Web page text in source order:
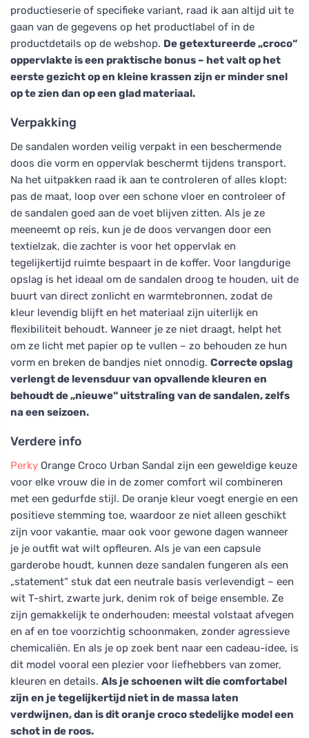
productieserie of specifieke variant, raad ik aan altijd uit te
gaan van de gegevens op het productlabel of in de
productdetails op de webshop. De getextureerde „croco“
oppervlakte is een praktische bonus – het valt op het
eerste gezicht op en kleine krassen zijn er minder snel
op te zien dan op een glad materiaal.
Verpakking
De sandalen worden veilig verpakt in een beschermende
doos die vorm en oppervlak beschermt tijdens transport.
Na het uitpakken raad ik aan te controleren of alles klopt:
pas de maat, loop over een schone vloer en controleer of
de sandalen goed aan de voet blijven zitten. Als je ze
meeneemt op reis, kun je de doos vervangen door een
textielzak, die zachter is voor het oppervlak en
tegelijkertijd ruimte bespaart in de koffer. Voor langdurige
opslag is het ideaal om de sandalen droog te houden, uit de
buurt van direct zonlicht en warmtebronnen, zodat de
kleur levendig blijft en het materiaal zijn uiterlijk en
flexibiliteit behoudt. Wanneer je ze niet draagt, helpt het
om ze licht met papier op te vullen – zo behouden ze hun
vorm en breken de bandjes niet onnodig. Correcte opslag
verlengt de levensduur van opvallende kleuren en
behoudt de „nieuwe“ uitstraling van de sandalen, zelfs
na een seizoen.
Verdere info
Perky Orange Croco Urban Sandal zijn een geweldige keuze
voor elke vrouw die in de zomer comfort wil combineren
met een gedurfde stijl. De oranje kleur voegt energie en een
positieve stemming toe, waardoor ze niet alleen geschikt
zijn voor vakantie, maar ook voor gewone dagen wanneer
je je outfit wat wilt opfleuren. Als je van een capsule
garderobe houdt, kunnen deze sandalen fungeren als een
„statement“ stuk dat een neutrale basis verlevendigt – een
wit T-shirt, zwarte jurk, denim rok of beige ensemble. Ze
zijn gemakkelijk te onderhouden: meestal volstaat afvegen
en af en toe voorzichtig schoonmaken, zonder agressieve
chemicaliën. En als je op zoek bent naar een cadeau-idee, is
dit model vooral een plezier voor liefhebbers van zomer,
kleuren en details. Als je schoenen wilt die comfortabel
zijn en je tegelijkertijd niet in de massa laten
verdwijnen, dan is dit oranje croco stedelijke model een
schot in de roos.